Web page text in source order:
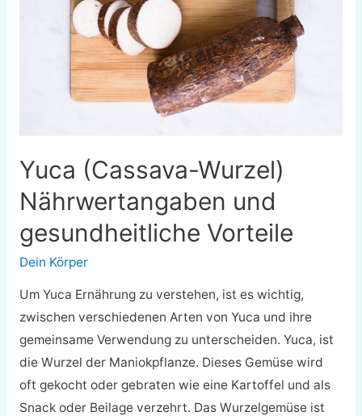
Lebensmitteln
Yuca (Cassava-Wurzel)
Nährwertangaben und
gesundheitliche Vorteile
Dein Körper
Um Yuca Ernährung zu verstehen, ist es wichtig,
zwischen verschiedenen Arten von Yuca und ihre
gemeinsame Verwendung zu unterscheiden. Yuca, ist
die Wurzel der Maniokpflanze. Dieses Gemüse wird
oft gekocht oder gebraten wie eine Kartoffel und als
Snack oder Beilage verzehrt. Das Wurzelgemüse ist